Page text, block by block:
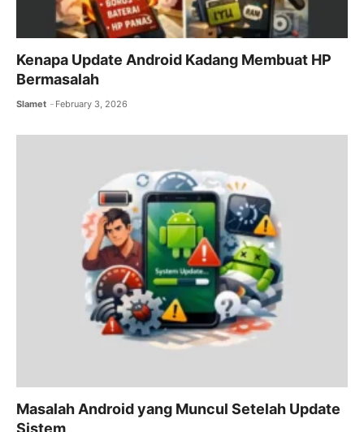
Kenapa Update Android Kadang Membuat HP
Bermasalah
Slamet February 3, 2026
Masalah Android yang Muncul Setelah Update
Sistem